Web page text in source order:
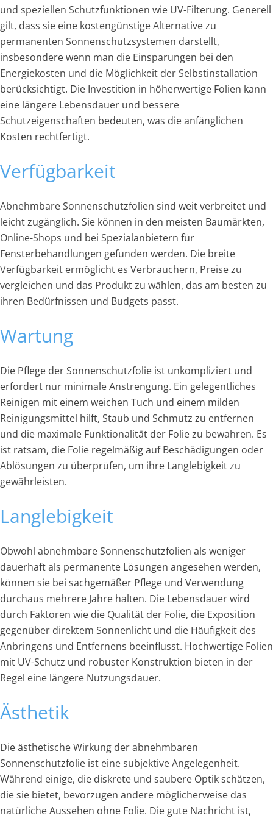
und speziellen Schutzfunktionen wie UV-Filterung. Generell
gilt, dass sie eine kostengünstige Alternative zu
permanenten Sonnenschutzsystemen darstellt,
insbesondere wenn man die Einsparungen bei den
Energiekosten und die Möglichkeit der Selbstinstallation
berücksichtigt. Die Investition in höherwertige Folien kann
eine längere Lebensdauer und bessere
Schutzeigenschaften bedeuten, was die anfänglichen
Kosten rechtfertigt.
Verfügbarkeit
Abnehmbare Sonnenschutzfolien sind weit verbreitet und
leicht zugänglich. Sie können in den meisten Baumärkten,
Online-Shops und bei Spezialanbietern für
Fensterbehandlungen gefunden werden. Die breite
Verfügbarkeit ermöglicht es Verbrauchern, Preise zu
vergleichen und das Produkt zu wählen, das am besten zu
ihren Bedürfnissen und Budgets passt.
Wartung
Die Pflege der Sonnenschutzfolie ist unkompliziert und
erfordert nur minimale Anstrengung. Ein gelegentliches
Reinigen mit einem weichen Tuch und einem milden
Reinigungsmittel hilft, Staub und Schmutz zu entfernen
und die maximale Funktionalität der Folie zu bewahren. Es
ist ratsam, die Folie regelmäßig auf Beschädigungen oder
Ablösungen zu überprüfen, um ihre Langlebigkeit zu
gewährleisten.
Langlebigkeit
Obwohl abnehmbare Sonnenschutzfolien als weniger
dauerhaft als permanente Lösungen angesehen werden,
können sie bei sachgemäßer Pflege und Verwendung
durchaus mehrere Jahre halten. Die Lebensdauer wird
durch Faktoren wie die Qualität der Folie, die Exposition
gegenüber direktem Sonnenlicht und die Häufigkeit des
Anbringens und Entfernens beeinflusst. Hochwertige Folien
mit UV-Schutz und robuster Konstruktion bieten in der
Regel eine längere Nutzungsdauer.
Ästhetik
Die ästhetische Wirkung der abnehmbaren
Sonnenschutzfolie ist eine subjektive Angelegenheit.
Während einige, die diskrete und saubere Optik schätzen,
die sie bietet, bevorzugen andere möglicherweise das
natürliche Aussehen ohne Folie. Die gute Nachricht ist,